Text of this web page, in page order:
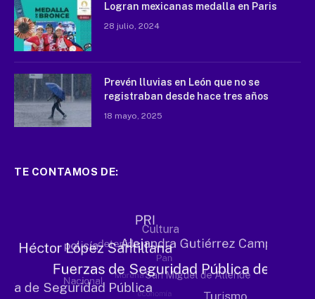
Logran mexicanas medalla en Paris
28 julio, 2024
Prevén lluvias en León que no se
registraban desde hace tres años
18 mayo, 2025
TE CONTAMOS DE: